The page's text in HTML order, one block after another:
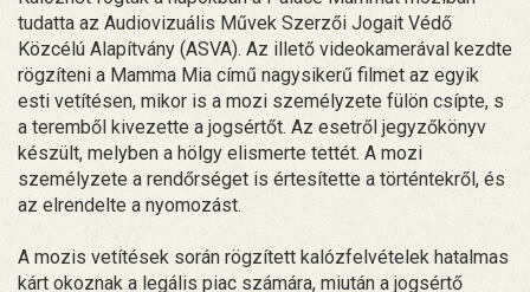
tudatta az Audiovizuális Művek Szerzői Jogait Védő
Közcélú Alapítvány (ASVA). Az illető videokamerával kezdte
rögzíteni a Mamma Mia című nagysikerű filmet az egyik
esti vetítésen, mikor is a mozi személyzete fülön csípte, s
a teremből kivezette a jogsértőt. Az esetről jegyzőkönyv
készült, melyben a hölgy elismerte tettét. A mozi
személyzete a rendőrséget is értesítette a történtekről, és
az elrendelte a nyomozást.
A mozis vetítések során rögzített kalózfelvételek hatalmas
kárt okoznak a legális piac számára, miután a jogsértő